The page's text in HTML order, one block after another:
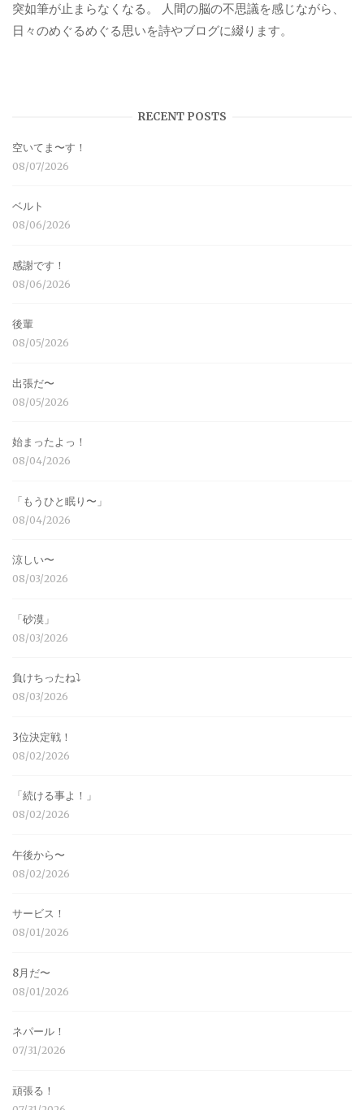
突如筆が止まらなくなる。 人間の脳の不思議を感じながら、
日々のめぐるめぐる思いを詩やブログに綴ります。
RECENT POSTS
空いてま〜す！
08/07/2026
ベルト
08/06/2026
感謝です！
08/06/2026
後輩
08/05/2026
出張だ〜
08/05/2026
始まったよっ！
08/04/2026
「もうひと眠り〜」
08/04/2026
涼しい〜
08/03/2026
「砂漠」
08/03/2026
負けちったね⤵︎
08/03/2026
3位決定戦！
08/02/2026
「続ける事よ！」
08/02/2026
午後から〜
08/02/2026
サービス！
08/01/2026
8月だ〜
08/01/2026
ネパール！
07/31/2026
頑張る！